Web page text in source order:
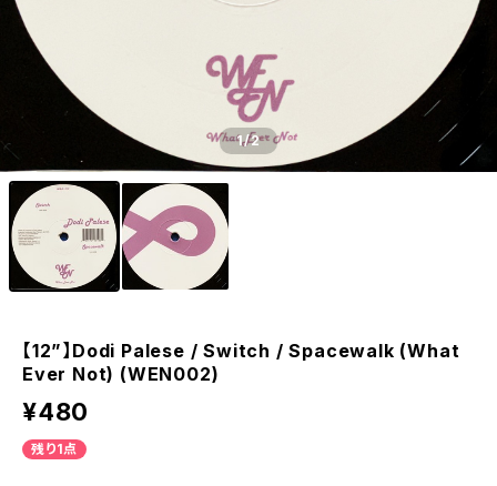
1/2
【12”】Dodi Palese / Switch / Spacewalk (What
Ever Not) (WEN002)
¥480
残り1点